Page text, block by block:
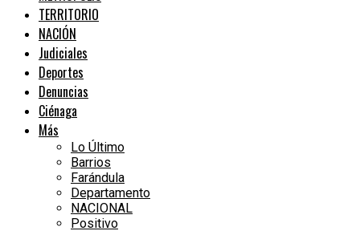
TERRITORIO
NACIÓN
Judiciales
Deportes
Denuncias
Ciénaga
Más
Lo Último
Barrios
Farándula
Departamento
NACIONAL
Positivo